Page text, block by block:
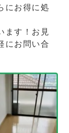
にお得に処
ます！お見
にお問い合